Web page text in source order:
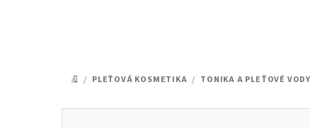
DOMŮ
/ PLEŤOVÁ KOSMETIKA / TONIKA A PLEŤOVÉ VODY